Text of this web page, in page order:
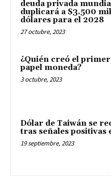
deuda privada
duplicará a $3.500
dólares para el 2028
27 octubre, 2023
¿Quién creó el
papel moneda?
3 octubre, 2023
Dólar de Taiwán se
tras señales positivas
19 septiembre, 2023